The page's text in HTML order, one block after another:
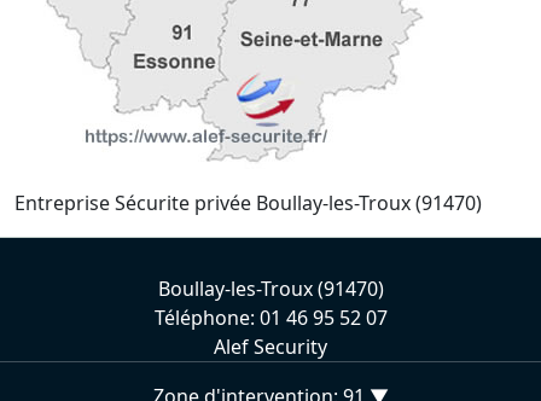
Entreprise Sécurite privée Boullay-les-Troux (91470)
Boullay-les-Troux (91470)
Téléphone: 01 46 95 52 07
Alef Security